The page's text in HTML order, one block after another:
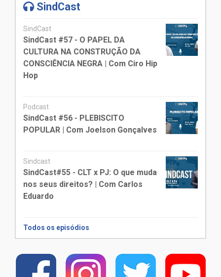
SindCast
SindCast
SindCast #57 - O PAPEL DA
CULTURA NA CONSTRUÇÃO DA
CONSCIÊNCIA NEGRA | Com Ciro Hip
Hop
Podcast
SindCast #56 - PLEBISCITO
POPULAR | Com Joelson Gonçalves
Sindcast
SindCast#55 - CLT x PJ: O que muda
nos seus direitos? | Com Carlos
Eduardo
Todos os episódios